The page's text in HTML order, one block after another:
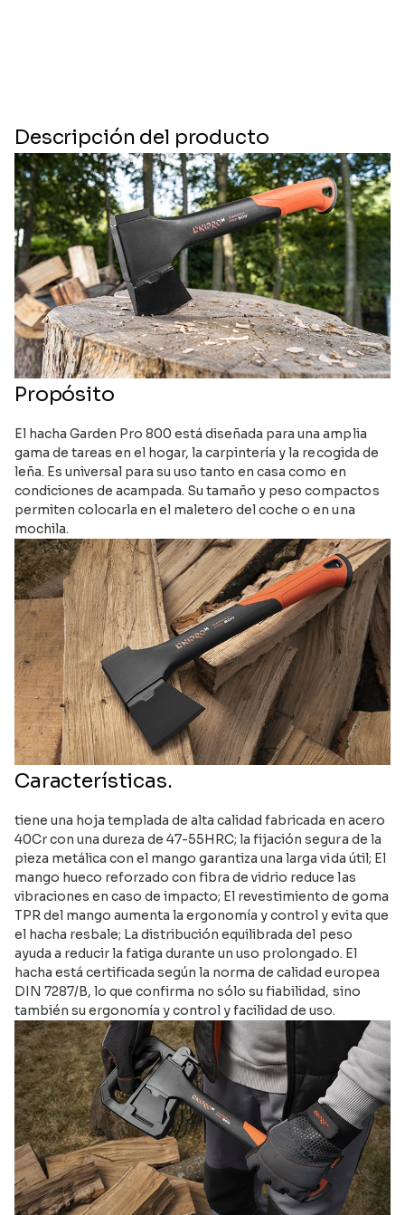
Descripción del producto
Propósito
El hacha Garden Pro 800 está diseñada para una amplia
gama de tareas en el hogar, la carpintería y la recogida de
leña. Es universal para su uso tanto en casa como en
condiciones de acampada. Su tamaño y peso compactos
permiten colocarla en el maletero del coche o en una
mochila.
Características.
tiene una hoja templada de alta calidad fabricada en acero
40Cr con una dureza de 47-55HRC; la fijación segura de la
pieza metálica con el mango garantiza una larga vida útil; El
mango hueco reforzado con fibra de vidrio reduce las
vibraciones en caso de impacto; El revestimiento de goma
TPR del mango aumenta la ergonomía y control y evita que
el hacha resbale; La distribución equilibrada del peso
ayuda a reducir la fatiga durante un uso prolongado. El
hacha está certificada según la norma de calidad europea
DIN 7287/B, lo que confirma no sólo su fiabilidad, sino
también su ergonomía y control y facilidad de uso.